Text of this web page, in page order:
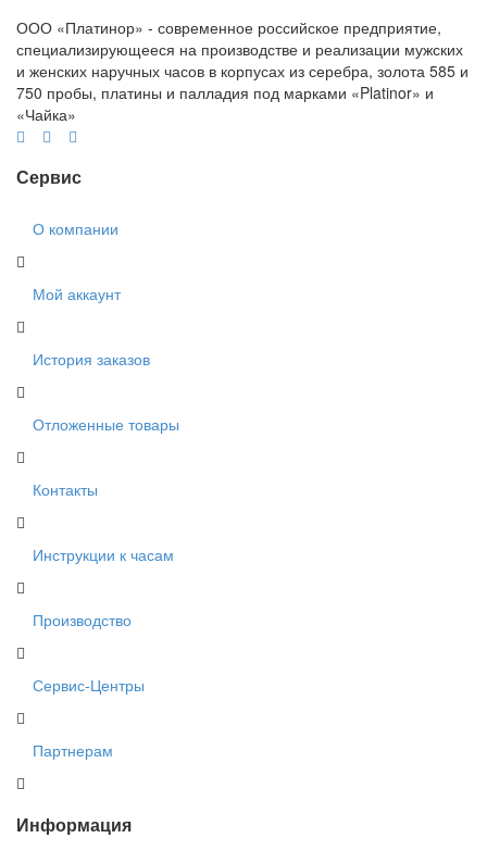
ООО «Платинор» - современное российское предприятие,
специализирующееся на производстве и реализации мужских
и женских наручных часов в корпусах из серебра, золота 585 и
750 пробы, платины и палладия под марками «Platinor» и
«Чайка»
Сервис
О компании
Мой аккаунт
История заказов
Отложенные товары
Контакты
Инструкции к часам
Производство
Сервис-Центры
Партнерам
Информация